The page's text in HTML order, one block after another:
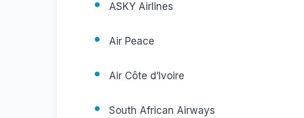
ASKY Airlines
Air Peace
Air Côte d’Ivoire
South African Airways